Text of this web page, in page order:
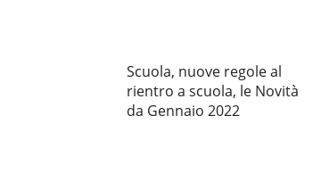
Scuola, nuove regole al
rientro a scuola, le Novità
da Gennaio 2022